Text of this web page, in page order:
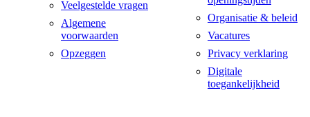
Veelgestelde vragen
Algemene
voorwaarden
Opzeggen
Organisatie & beleid
Vacatures
Privacy verklaring
Digitale
toegankelijkheid